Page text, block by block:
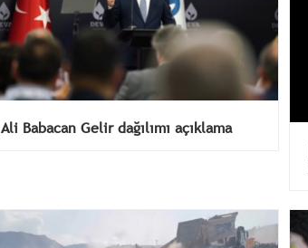
Ali Babacan Gelir dağılımı açıklama